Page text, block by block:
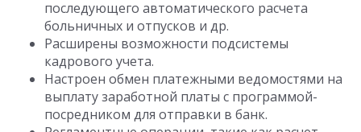
последующего автоматического расчета
больничных и отпусков и др.
Расширены возможности подсистемы
кадрового учета.
Настроен обмен платежными ведомостями на
выплату заработной платы с программой-
посредником для отправки в банк.